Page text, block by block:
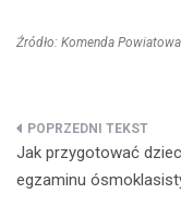
Źródło: Komenda
Nawigacja
wpisu
Jak przygotować
egzaminu